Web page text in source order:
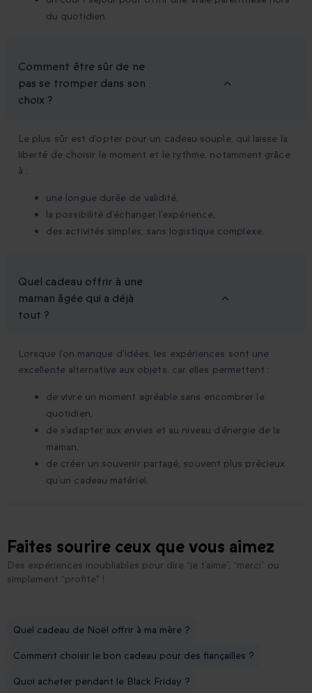
du quotidien.
Comment être sûr de ne
pas se tromper dans son
choix ?
Le plus sûr est d’opter pour un cadeau souple, qui laisse la
liberté de choisir le moment et le rythme, notamment grâce
à :
une longue durée de validité,
la possibilité d’échanger l’expérience,
des activités simples, sans logistique complexe.
Quel cadeau offrir à une
maman âgée qui a déjà
tout ?
Lorsque l’on manque d’idées, les expériences sont une
excellente alternative aux objets, car elles permettent :
de vivre un moment agréable sans encombrer le
quotidien,
de s’adapter aux envies et au niveau d’énergie de la
maman,
de créer un souvenir partagé, souvent plus précieux
qu’un cadeau matériel.
Faites sourire ceux que vous aimez
Des expériences inoubliables pour dire “je t’aime”, “merci” ou
simplement “profite" !
Quel cadeau de Noël offrir à ma mère ?
Comment choisir le bon cadeau pour des fiançailles ?
Quoi acheter pendant le Black Friday ?